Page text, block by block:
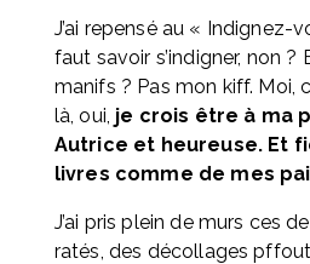
J’ai repensé au « Indignez-
faut savoir s’indigner, non ?
manifs ? Pas mon kiff. Moi,
là, oui, je crois être à ma
Autrice et heureuse. Et
livres comme de mes
J’ai pris plein de murs ces
ratés, des décollages